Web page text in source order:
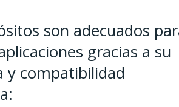
son adecuados
gracias a su
y compatibilidad